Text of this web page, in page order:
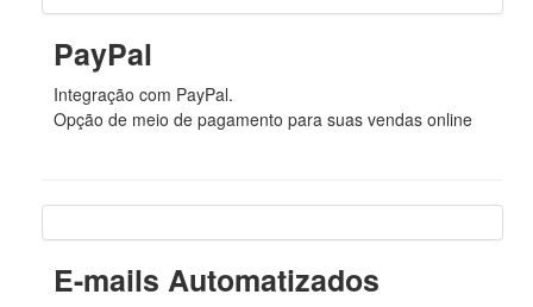
PayPal
Integração com PayPal.
Opção de meio de pagamento para suas vendas online
E-mails Automatizados